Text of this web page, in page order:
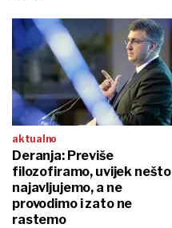
aktualno
Deranja: Previše
filozofiramo, uvijek nešto
najavljujemo, a ne
provodimo i zato ne
rastemo